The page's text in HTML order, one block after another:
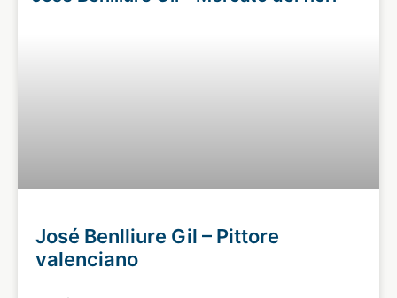
José Benlliure Gil – Pittore
valenciano